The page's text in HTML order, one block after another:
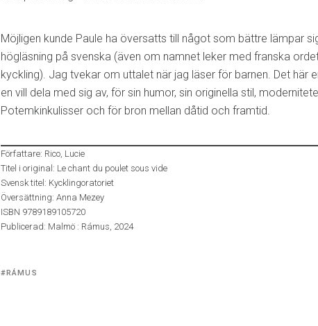
Möjligen kunde Paule ha översatts till något som bättre lämpar
högläsning på svenska (även om namnet leker med franska
kyckling). Jag tvekar om uttalet när jag läser för barnen. Det här
en vill dela med sig av, för sin humor, sin originella stil,
Potemkinkulisser och för bron mellan dåtid och framtid.
Författare: Rico, Lucie
Titel i original: Le chant du poulet sous vide
Svensk titel: Kycklingoratoriet
Översättning: Anna Mezey
ISBN 9789189105720
Publicerad: Malmö : Rámus, 2024
Tagged
RÁMUS